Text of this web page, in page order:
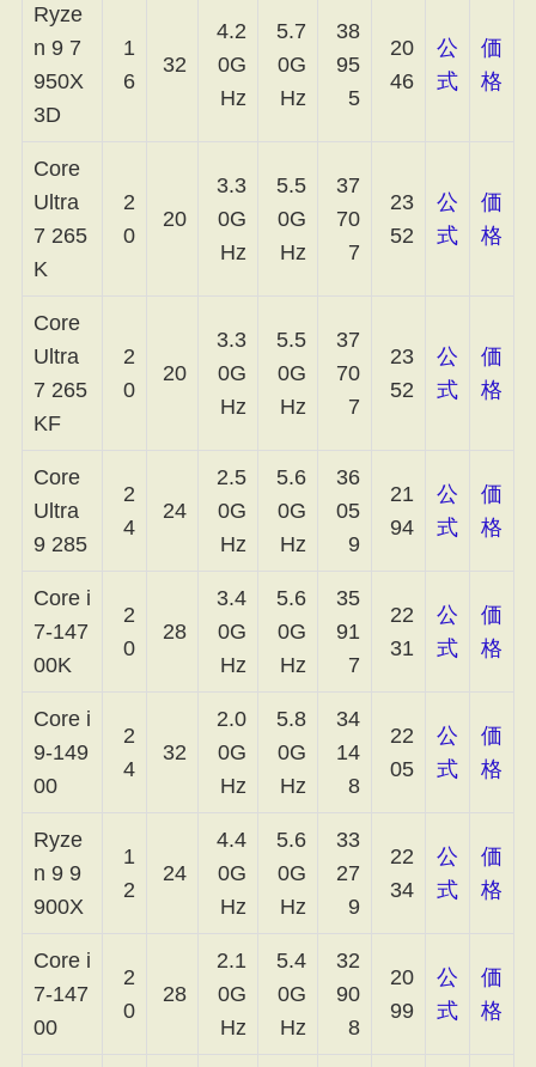
Ryze
n 9 7
950X
3D
1
6
32
4.2
0G
Hz
5.7
0G
Hz
38
95
5
20
46
公
式
価
格
Core
Ultra
7 265
K
2
0
20
3.3
0G
Hz
5.5
0G
Hz
37
70
7
23
52
公
式
価
格
Core
Ultra
7 265
KF
2
0
20
3.3
0G
Hz
5.5
0G
Hz
37
70
7
23
52
公
式
価
格
Core
Ultra
9 285
2
4
24
2.5
0G
Hz
5.6
0G
Hz
36
05
9
21
94
公
式
価
格
Core i
7-147
00K
2
0
28
3.4
0G
Hz
5.6
0G
Hz
35
91
7
22
31
公
式
価
格
Core i
9-149
00
2
4
32
2.0
0G
Hz
5.8
0G
Hz
34
14
8
22
05
公
式
価
格
Ryze
n 9 9
900X
1
2
24
4.4
0G
Hz
5.6
0G
Hz
33
27
9
22
34
公
式
価
格
Core i
7-147
00
2
0
28
2.1
0G
Hz
5.4
0G
Hz
32
90
8
20
99
公
式
価
格